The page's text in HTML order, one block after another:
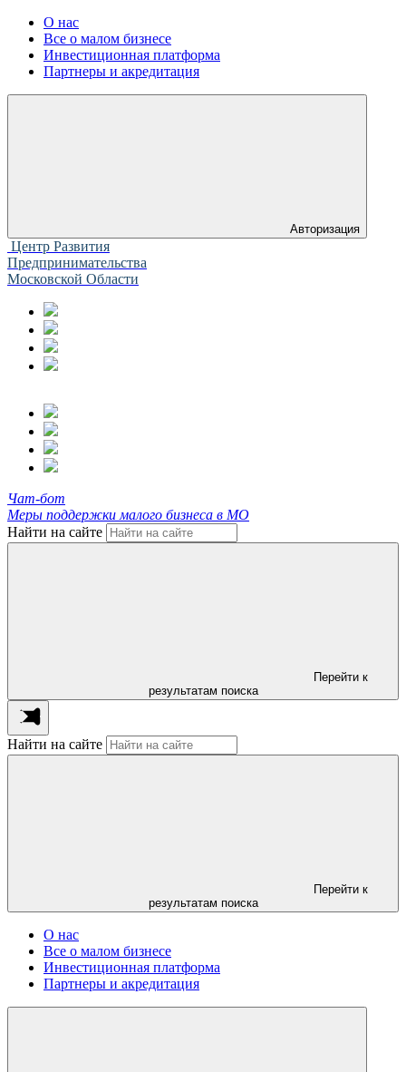
О нас
Все о малом бизнесе
Инвестиционная платформа
Партнеры и акредитация
Авторизация
Центр Развития
Предпринимательства
Московской Области
Чат-бот
Меры поддержки малого бизнеса в МО
Найти на сайте
Перейти к
результатам поиска
Найти на сайте
Перейти к
результатам поиска
О нас
Все о малом бизнесе
Инвестиционная платформа
Партнеры и акредитация